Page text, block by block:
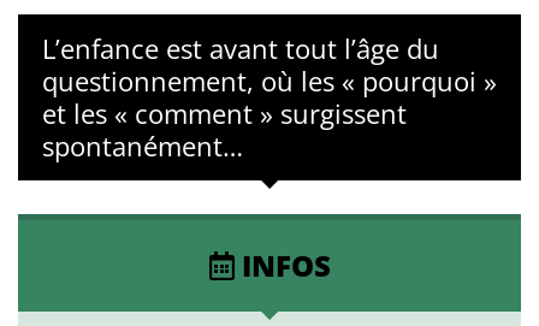
L’enfance est avant tout l’âge du
questionnement, où les « pourquoi »
et les « comment » surgissent
spontanément…
INFOS